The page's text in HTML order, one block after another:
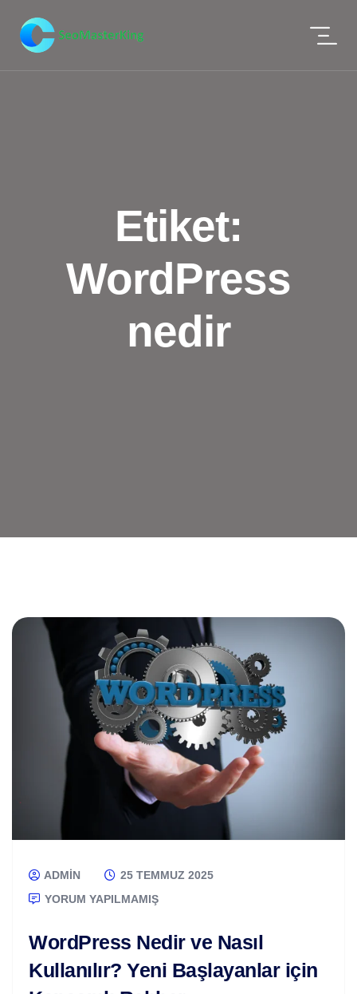
Etiket:
WordPress
nedir
ADMIN
25 TEMMUZ 2025
YORUM YAPILMAMIŞ
WordPress Nedir ve Nasıl
Kullanılır? Yeni Başlayanlar için